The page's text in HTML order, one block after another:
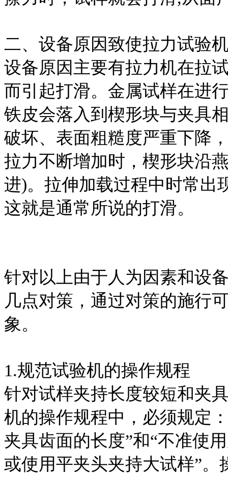
二、设备原因致使拉力试验
设备原因主要有拉力机在拉
而引起打滑。金属试样在进
铁皮会落入到楔形块与夹具
破坏、表面粗糙度严重下降
拉力不断增加时，楔形块沿
进)。拉伸加载过程中时常出
这就是通常所说的打滑。
针对以上由于人为因素和设
几点对策，通过对策的施行
象。
1.规范试验机的操作规程
针对试样夹持长度较短和夹
机的操作规程中，必须规定
夹具齿面的长度”和“不准使
或使用平夹头夹持大试样”